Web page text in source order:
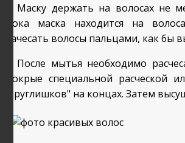
3. Маску держать на волосах не
Пока маска находится на
рачесать волосы пальцами, как бы
4. После мытья необходимо
мокрые специальной расческой
"круглишков" на концах. Затем